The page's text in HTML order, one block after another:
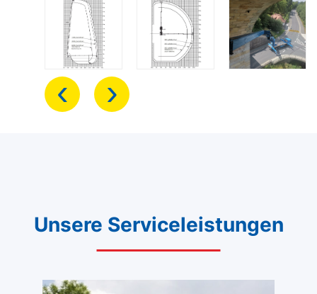
‹ ›
Unsere Serviceleistungen